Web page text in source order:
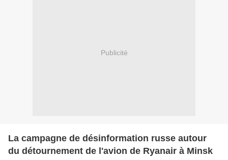
Publicité
La campagne de désinformation russe autour
du détournement de l'avion de Ryanair à Minsk